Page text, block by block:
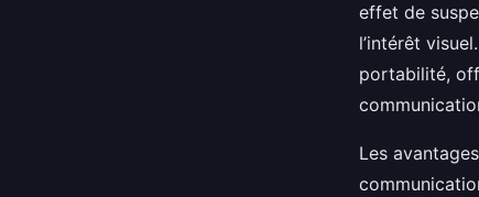
effet de
l’intérêt
portabilité,
Les